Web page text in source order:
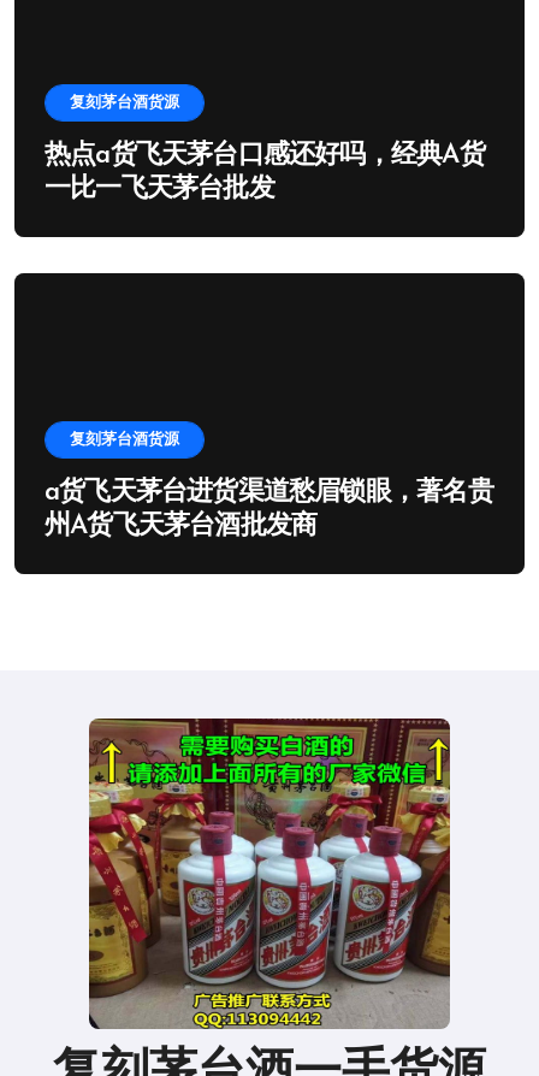
复刻茅台酒货源
热点a货飞天茅台口感还好吗，经典A货
一比一飞天茅台批发
复刻茅台酒货源
a货飞天茅台进货渠道愁眉锁眼，著名贵
州A货飞天茅台酒批发商